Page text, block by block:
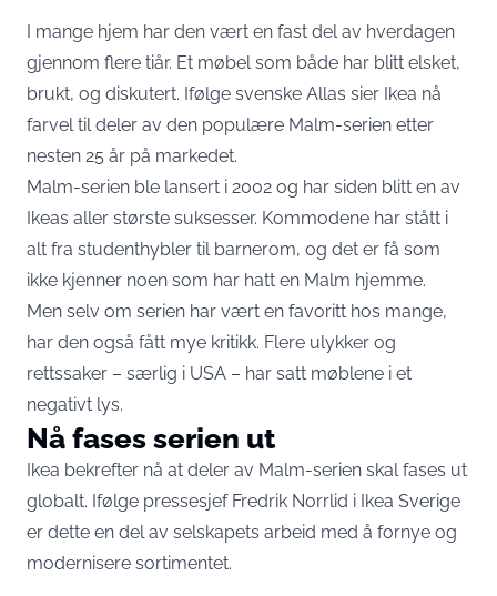
I mange hjem har den vært en fast del av hverdagen
gjennom flere tiår. Et møbel som både har blitt elsket,
brukt, og diskutert. Ifølge svenske Allas sier Ikea nå
farvel til deler av den populære Malm-serien etter
nesten 25 år på markedet.
Malm-serien ble lansert i 2002 og har siden blitt en av
Ikeas aller største suksesser. Kommodene har stått i
alt fra studenthybler til barnerom, og det er få som
ikke kjenner noen som har hatt en Malm hjemme.
Men selv om serien har vært en favoritt hos mange,
har den også fått mye kritikk. Flere ulykker og
rettssaker – særlig i USA – har satt møblene i et
negativt lys.
Nå fases serien ut
Ikea bekrefter nå at deler av Malm-serien skal fases ut
globalt. Ifølge pressesjef Fredrik Norrlid i Ikea Sverige
er dette en del av selskapets arbeid med å fornye og
modernisere sortimentet.